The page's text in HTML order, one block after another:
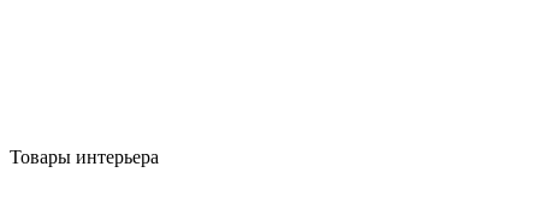
Товары интерьера